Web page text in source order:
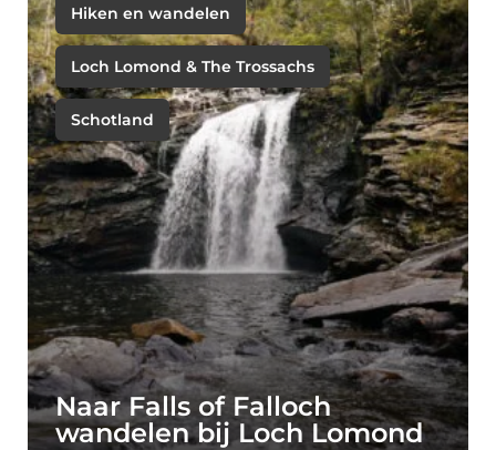
Hiken en wandelen
Loch Lomond & The Trossachs
Schotland
Naar Falls of Falloch
wandelen bij Loch Lomond